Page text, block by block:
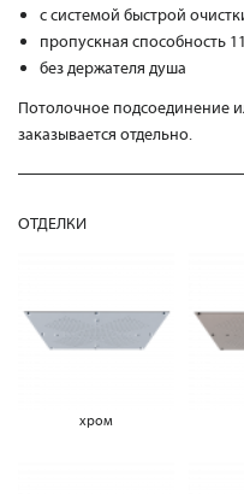
с системой быстрой
пропускная способность
без держателя душа
Потолочное подсоединение
заказывается отдельно.
ОТДЕЛКИ
хром